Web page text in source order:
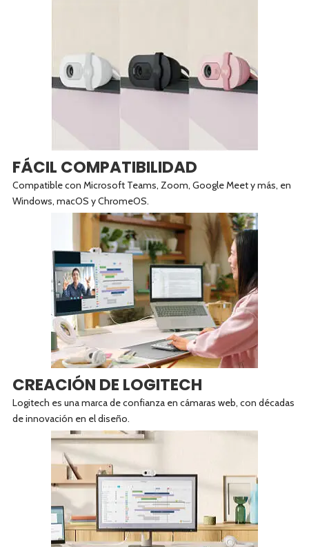
FÁCIL COMPATIBILIDAD
Compatible con Microsoft Teams, Zoom, Google Meet y más, en
Windows, macOS y ChromeOS.
CREACIÓN DE LOGITECH
Logitech es una marca de confianza en cámaras web, con décadas
de innovación en el diseño.